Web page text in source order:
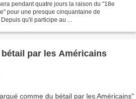
pendant quatre jours la raison du "18e
pour une presque cinquantaine de
qu'il participe au ...
par les Américains